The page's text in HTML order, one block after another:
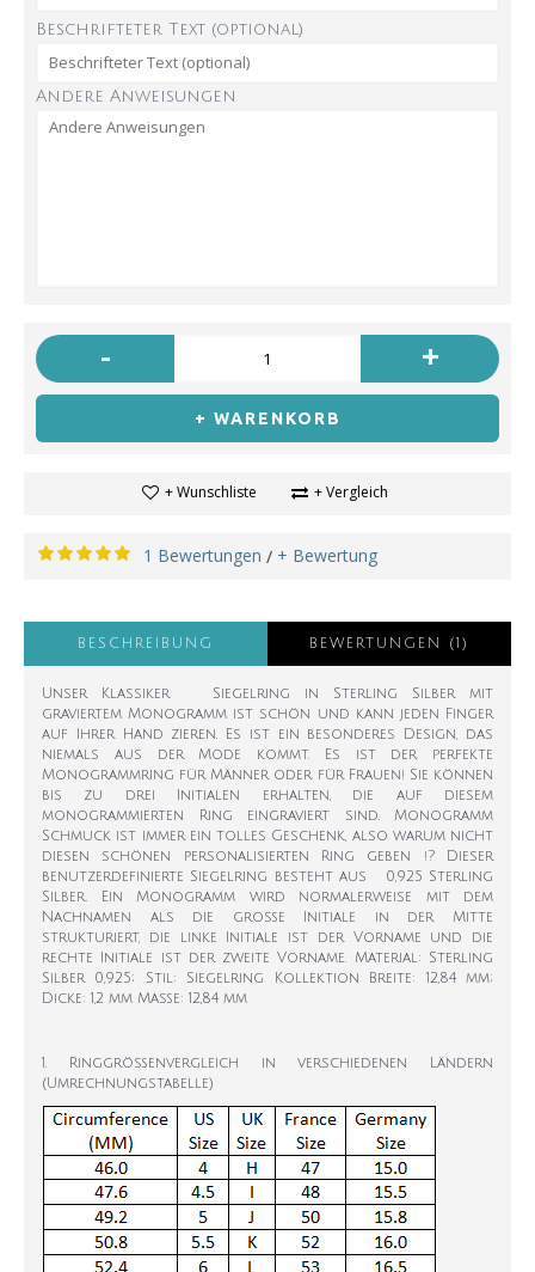
Beschrifteter Text (optional)
Andere Anweisungen
- +
+ WARENKORB
+ Wunschliste + Vergleich
1 Bewertungen / + Bewertung
BESCHREIBUNG BEWERTUNGEN (1)
Unser Klassiker Siegelring in Sterling Silber mit
graviertem Monogramm ist schön und kann jeden Finger
auf Ihrer Hand zieren. Es ist ein besonderes Design, das
niemals aus der Mode kommt. Es ist der perfekte
Monogrammring für Männer oder für Frauen! Sie können
bis zu drei Initialen erhalten, die auf diesem
monogrammierten Ring eingraviert sind. Monogramm
Schmuck ist immer ein tolles Geschenk, also warum nicht
diesen schönen personalisierten Ring geben !? Dieser
benutzerdefinierte Siegelring besteht aus 0,925 Sterling
Silber. Ein Monogramm wird normalerweise mit dem
Nachnamen als die große Initiale in der Mitte
strukturiert, die linke Initiale ist der Vorname und die
rechte Initiale ist der zweite Vorname. Material: Sterling
Silber 0,925; Stil: Siegelring Kollektion Breite: 12,84 mm;
Dicke: 1,2 mm Maße: 12,84 mm
1. Ringgrößenvergleich in verschiedenen Ländern
(Umrechnungstabelle)